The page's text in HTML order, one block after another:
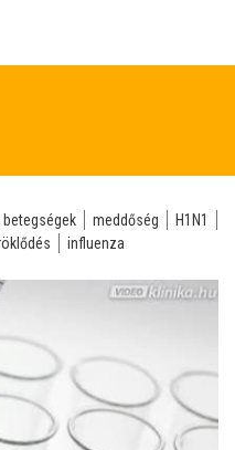
meddőség
H1N1
influenza